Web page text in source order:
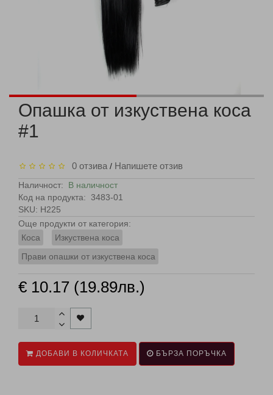
Опашка от изкуствена коса
#1
0 отзива / Напишете отзив
Наличност: В наличност
Код на продукта:
3483-01
SKU: H225
Още продукти от категория:
Коса
Изкуствена коса
Прави опашки от изкуствена коса
€ 10.17 (19.89лв.)
ДОБАВИ В КОЛИЧКАТА БЪРЗА ПОРЪЧКА